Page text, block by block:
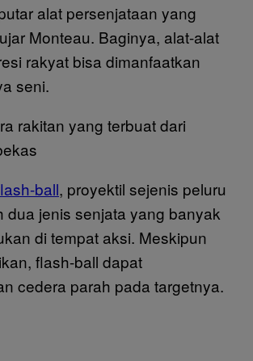
alat persenjataan yang
Monteau. Baginya, alat-alat
rakyat bisa dimanfaatkan
seni.
ball, proyektil sejenis peluru
dua jenis senjata yang banyak
di tempat aksi. Meskipun
flash-ball dapat
cedera parah pada targetnya.